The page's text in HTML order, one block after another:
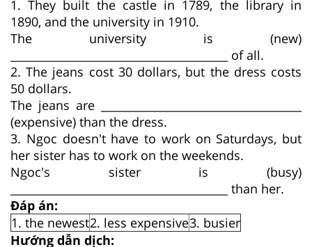
1. They built the castle in 1789, the library in
1890, and the university in 1910.
The university is (new)
_______________________________________ of all.
2. The jeans cost 30 dollars, but the dress costs
50 dollars.
The jeans are ____________________________________
(expensive) than the dress.
3. Ngoc doesn't have to work on Saturdays, but
her sister has to work on the weekends.
Ngoc's sister is (busy)
_______________________________________ than her.
Đáp án:
1. the newest2. less expensive3. busier
Hướng dẫn dịch: